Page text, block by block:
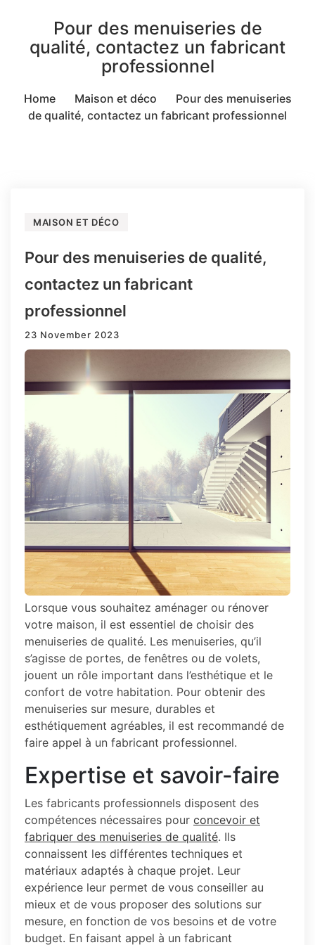
Pour des menuiseries de
qualité, contactez un fabricant
professionnel
Home Maison et déco
Pour des menuiseries
de qualité, contactez un fabricant professionnel
MAISON ET DÉCO
Pour des menuiseries de qualité,
contactez un fabricant
professionnel
23 November 2023
Lorsque vous souhaitez aménager ou rénover
votre maison, il est essentiel de choisir des
menuiseries de qualité. Les menuiseries, qu’il
s’agisse de portes, de fenêtres ou de volets,
jouent un rôle important dans l’esthétique et le
confort de votre habitation. Pour obtenir des
menuiseries sur mesure, durables et
esthétiquement agréables, il est recommandé de
faire appel à un fabricant professionnel.
Expertise et savoir-faire
Les fabricants professionnels disposent des
compétences nécessaires pour concevoir et
fabriquer des menuiseries de qualité. Ils
connaissent les différentes techniques et
matériaux adaptés à chaque projet. Leur
expérience leur permet de vous conseiller au
mieux et de vous proposer des solutions sur
mesure, en fonction de vos besoins et de votre
budget. En faisant appel à un fabricant